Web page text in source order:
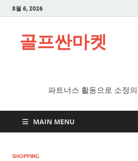
8월 6, 2026
골프싼마켓
파트너스 활동으로 소정
MAIN MENU
SHOPPING